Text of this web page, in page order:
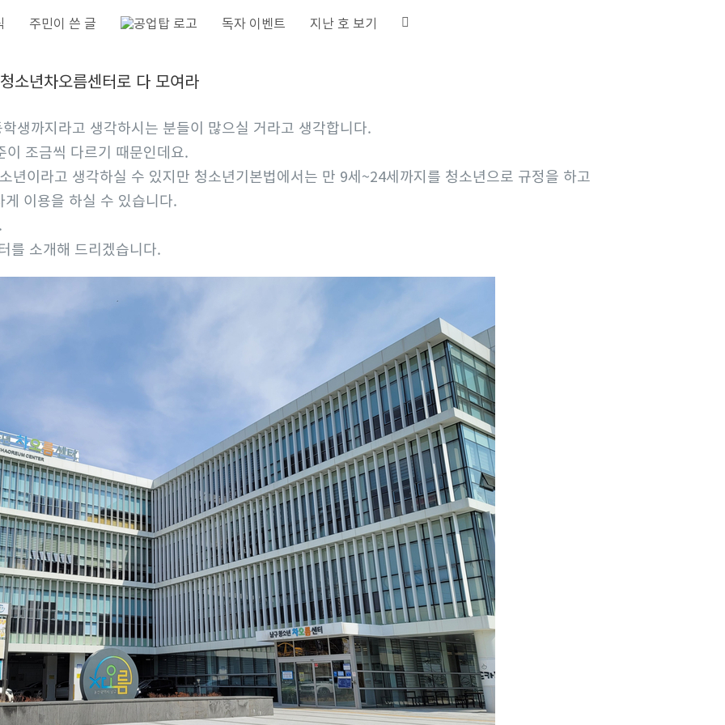
주민이 쓴 글 독자 이벤트 지난 호 보기
소년차오름센터로 다 모여라
생까지라고 생각하시는 분들이 많으실 거라고 생각합니다.
조금씩 다르기 때문인데요.
년이라고 생각하실 수 있지만 청소년기본법에서는 만 9세~24세까지를 청소년으로 규정을 하고
이용을 하실 수 있습니다.
를 소개해 드리겠습니다.